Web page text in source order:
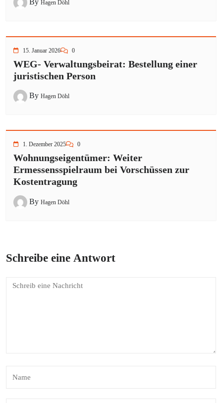
Hagen Döhl
15. Januar 2026 0
WEG- Verwaltungsbeirat: Bestellung einer
juristischen Person
By Hagen Döhl
1. Dezember 2025 0
Wohnungseigentümer: Weiter
Ermessensspielraum bei Vorschüssen zur
Kostentragung
By Hagen Döhl
Schreibe eine Antwort